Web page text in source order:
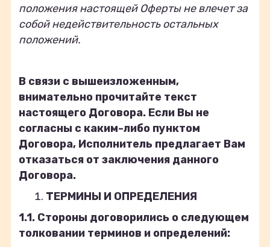
положения настоящей Оферты не влечет за
собой недействительность остальных
положений.
В связи с вышеизложенным,
внимательно прочитайте текст
настоящего Договора. Если Вы не
согласны с каким-либо пунктом
Договора, Исполнитель предлагает Вам
отказаться от заключения данного
Договора.
ТЕРМИНЫ И ОПРЕДЕЛЕНИЯ
1.1. Стороны договорились о следующем
толковании терминов и определений: